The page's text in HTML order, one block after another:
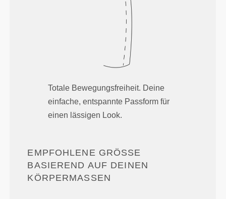
Totale Bewegungsfreiheit. Deine
einfache, entspannte Passform für
einen lässigen Look.
EMPFOHLENE GRÖSSE B
ASIEREND AUF DEINEN K
ÖRPERMASSEN